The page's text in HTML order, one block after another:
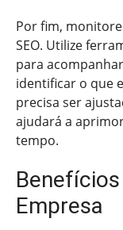
Por fim,
SEO. Utilize
para
identificar o que
precisa ser
ajudará a
tempo.
Empresa